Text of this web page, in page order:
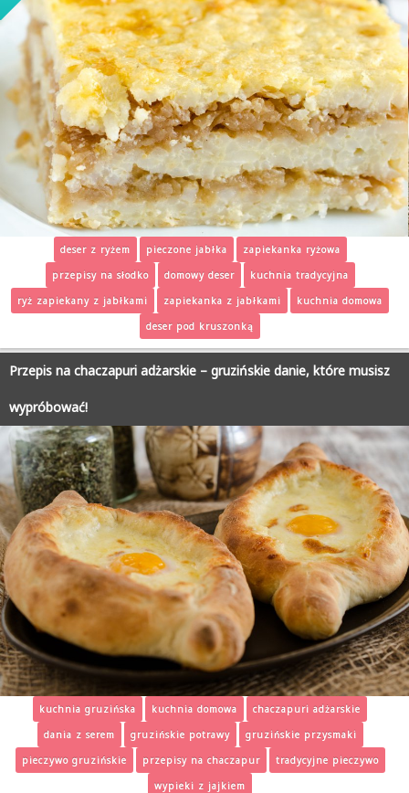
deser z ryżem pieczone jabłka
zapiekanka ryżowa
przepisy na słodko
domowy deser
kuchnia tradycyjna
ryż zapiekany z jabłkami
zapiekanka z jabłkami
kuchnia domowa
deser pod kruszonką
Przepis na chaczapuri adżarskie – gruzińskie danie, które musisz
wypróbować!
kuchnia gruzińska kuchnia domowa
chaczapuri adżarskie
dania z serem
gruzińskie potrawy
gruzińskie przysmaki
pieczywo gruzińskie
przepisy na chaczapur
tradycyjne pieczywo
wypieki z jajkiem